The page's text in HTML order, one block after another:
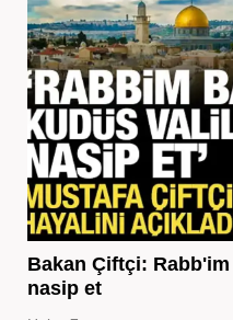
Bakan Çiftçi:
nasip et